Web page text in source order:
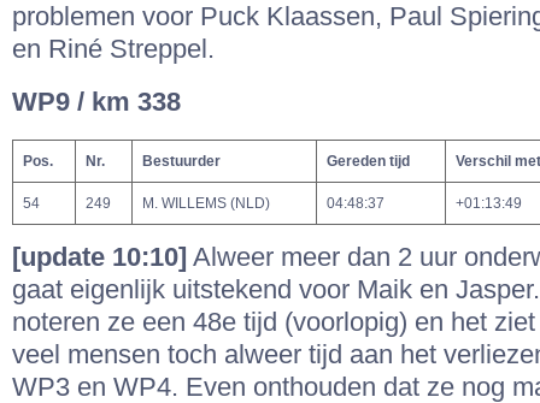
problemen voor Puck Klaassen, Paul
en Riné Streppel.
WP9 / km 338
Pos. Nr. Bestuurder Gereden tijd Verschil
54 249 M. WILLEMS (NLD) 04:48:37 +01:13:49
[update 10:10] Alweer meer dan 2 uur
gaat eigenlijk uitstekend voor Maik en
noteren ze een 48e tijd (voorlopig) en het
veel mensen toch alweer tijd aan het
WP3 en WP4. Even onthouden dat ze nog